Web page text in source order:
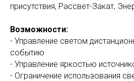
присутствия, Рассвет-Закат,
Возможности:
- Управление светом
событию
- Управление яркостью
- Ограничение использования